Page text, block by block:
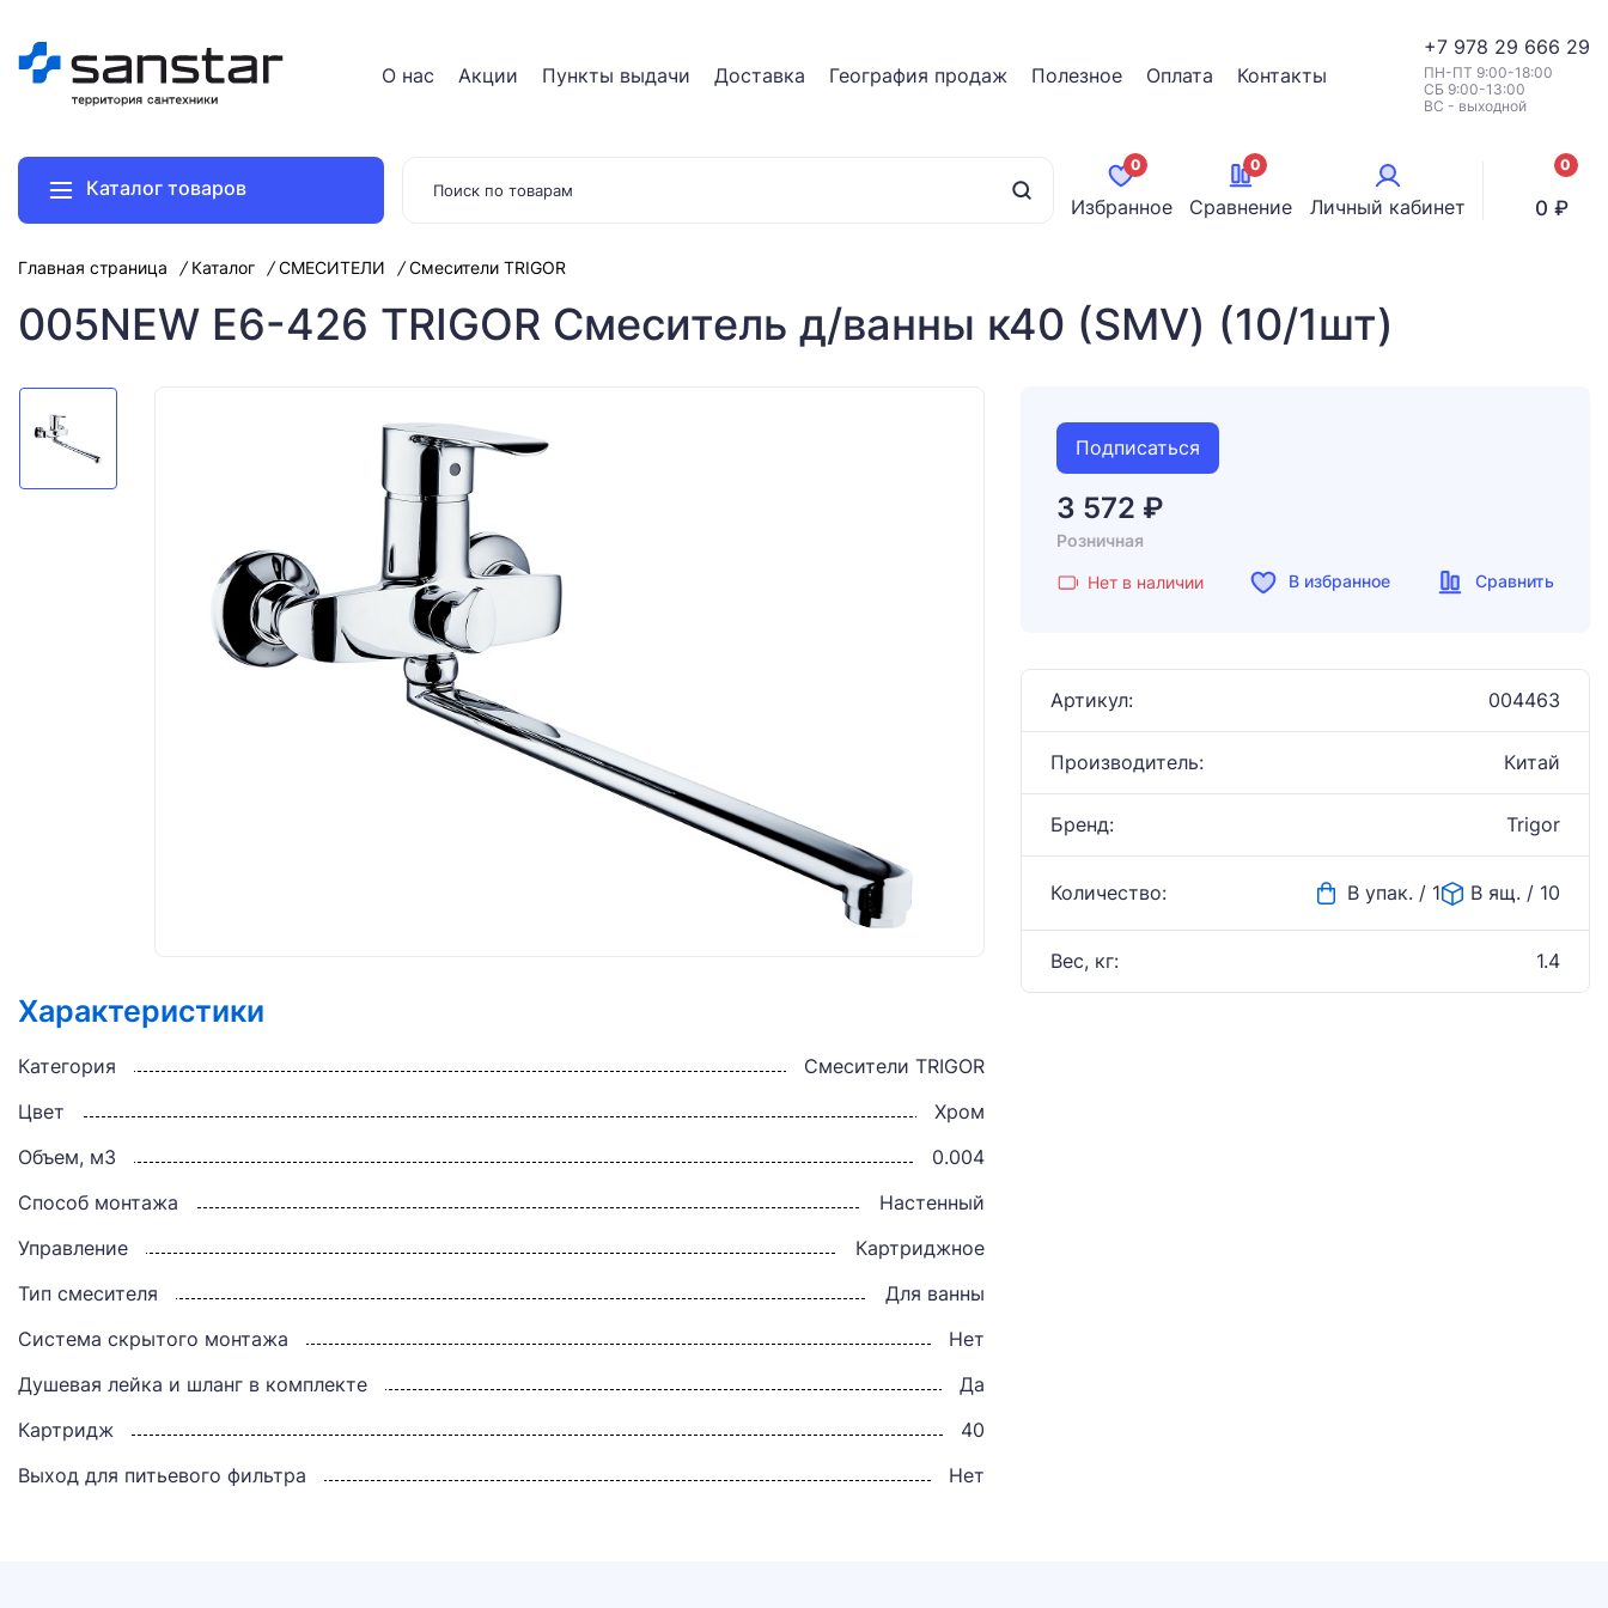
О нас Акции Пункты выдачи Доставка География продаж Полезное Оплата Контакты
+7 978 29 666 29
ПН-ПТ 9:00-18:00
СБ 9:00-13:00
ВС - выходной
Каталог товаров
0
Избранное
0
Сравнение Личный кабинет
0
0 ₽
Главная страница Каталог СМЕСИТЕЛИ Смесители TRIGOR
005NEW E6-426 TRIGOR Смеситель д/ванны к40 (SMV) (10/1шт)
Характеристики
Категория
Смесители TRIGOR
Цвет
Хром
Объем, м3
0.004
Способ монтажа
Настенный
Управление
Картриджное
Тип смесителя
Для ванны
Система скрытого монтажа
Нет
Душевая лейка и шланг в комплекте
Да
Картридж
40
Выход для питьевого фильтра
Нет
Подписаться
3 572 ₽
Розничная
Нет в наличии В избранное Сравнить
Артикул: 004463
Производитель: Китай
Бренд: Trigor
Количество: В упак. / 1 В ящ. / 10
Вес, кг: 1.4